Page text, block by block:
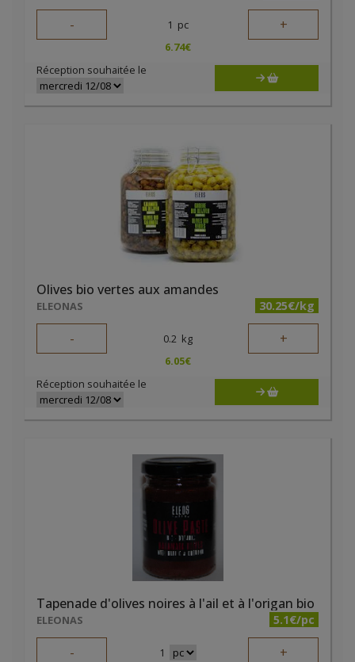
- 1 pc +
6.74€
Réception souhaitée le
Olives bio vertes aux amandes
ELEONAS 30.25€/kg
- 0.2 kg +
6.05€
Réception souhaitée le
Tapenade d'olives noires à l'ail et à l'origan bio
ELEONAS 5.1€/pc
- 1 +